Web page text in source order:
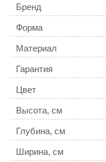
Бренд
Форма
Материал
Гарантия
Цвет
Высота, см
Глубина, см
Ширина, см